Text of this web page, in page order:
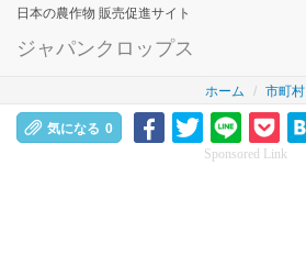
日本の農作物 販売促進サイト
ジャパンクロップス
ホーム 市町村
気になる 0
Sponsored Link